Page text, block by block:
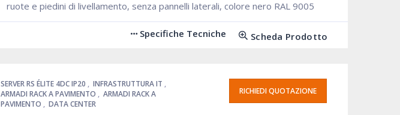
ruote e piedini di livellamento, senza pannelli laterali, colore nero RAL 9005
Scheda Prodotto
Specifiche Tecniche
SERVER RS ÉLITE 4DC IP20 ,INFRASTRUTTURA IT ,
ARMADI RACK A PAVIMENTO ,ARMADI RACK A
PAVIMENTO ,DATA CENTER
RICHIEDI QUOTAZIONE